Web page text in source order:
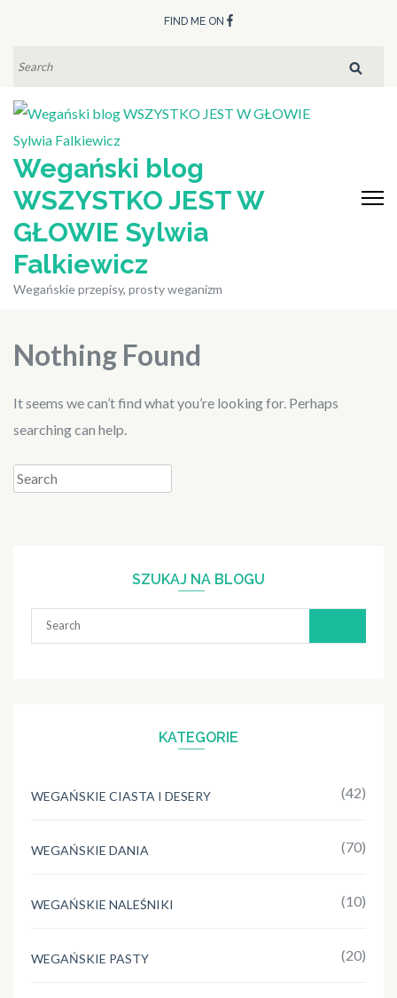
content
(Press
Enter)
FIND ME ON
Wegański blog
WSZYSTKO JEST W
GŁOWIE Sylwia
Falkiewicz
Wegańskie przepisy, prosty weganizm
Nothing Found
It seems we can’t find what you’re looking for. Perhaps
searching can help.
Search
SZUKAJ NA BLOGU
for:
KATEGORIE
WEGAŃSKIE CIASTA I DESERY (42)
WEGAŃSKIE DANIA (70)
WEGAŃSKIE NALEŚNIKI (10)
WEGAŃSKIE PASTY (20)